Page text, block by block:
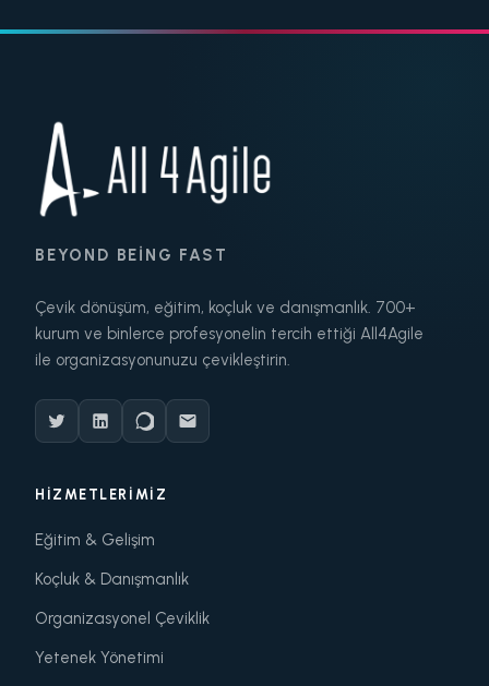
BEYOND BEING FAST
Çevik dönüşüm, eğitim, koçluk ve danışmanlık. 700+
kurum ve binlerce profesyonelin tercih ettiği All4Agile
ile organizasyonunuzu çevikleştirin.
HIZMETLERIMIZ
Eğitim & Gelişim
Koçluk & Danışmanlık
Organizasyonel Çeviklik
Yetenek Yönetimi